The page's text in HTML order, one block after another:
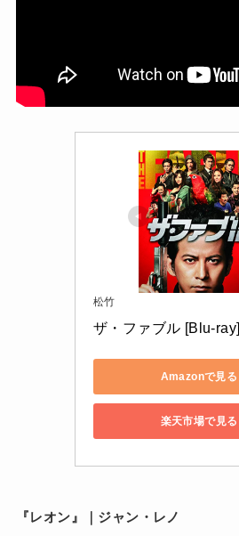
松竹
ザ・ファブル [Blu-ray]
Amazonで見る
楽天市場で見る
『レオン』｜ジャン・レノ